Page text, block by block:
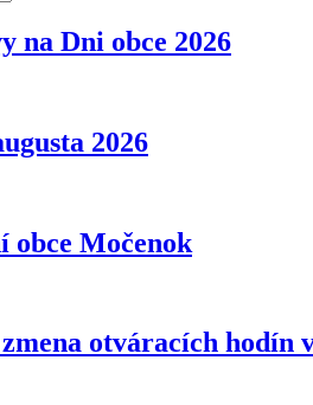
na Dni obce 2026
2026
Močenok
otváracích hodín